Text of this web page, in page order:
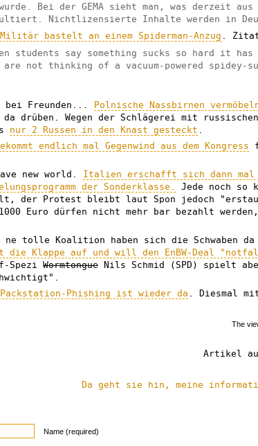
Bei der GEMA sieht man, was derzeit
Nichtlizensierte Inhalte werden in
Militär bastelt an einem Spiderman-Anzug .
students say something sucks so hard it
not thinking of a vacuum-powered spidey-
bei Freunden... Polnische Nassbirnen
da drüben. Wegen der Schlägerei mit
nur 2 Russen in den Knast gesteckt
endlich mal Gegenwind aus dem Kongress
new world. Italien erschafft sich dann mal
der Sonderklasse.
Jede noch so
der Protest bleibt laut Spon jedoch
Euro dürfen nicht mehr bar bezahlt
ne tolle Koalition haben sich die Schwaben da
die Klappe auf und will den EnBW-Deal
Spezi Wormtongue Nils Schmid (SPD) spielt
Packstation-Phishing ist wieder da . Diesmal
The
Artikel
Da geht sie hin, meine
Name (required)